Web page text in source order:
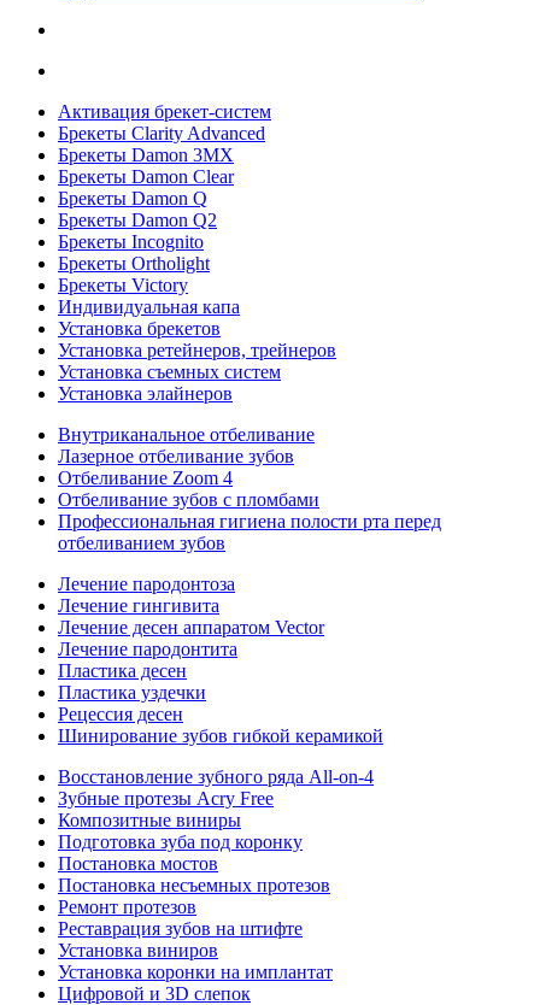
Активация брекет-систем
Брекеты Clarity Advanced
Брекеты Damon 3MX
Брекеты Damon Clear
Брекеты Damon Q
Брекеты Damon Q2
Брекеты Incognito
Брекеты Ortholight
Брекеты Victory
Индивидуальная капа
Установка брекетов
Установка ретейнеров, трейнеров
Установка съемных систем
Установка элайнеров
Внутриканальное отбеливание
Лазерное отбеливание зубов
Отбеливание Zoom 4
Отбеливание зубов с пломбами
Профессиональная гигиена полости рта перед
отбеливанием зубов
Лечение пародонтоза
Лечение гингивита
Лечение десен аппаратом Vector
Лечение пародонтита
Пластика десен
Пластика уздечки
Рецессия десен
Шинирование зубов гибкой керамикой
Восстановление зубного ряда All‑on‑4
Зубные протезы Acry Free
Композитные виниры
Подготовка зуба под коронку
Постановка мостов
Постановка несъемных протезов
Ремонт протезов
Реставрация зубов на штифте
Установка виниров
Установка коронки на имплантат
Цифровой и 3D слепок